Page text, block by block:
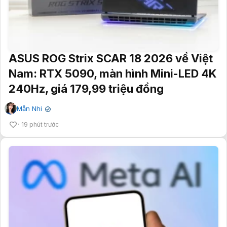
ASUS ROG Strix SCAR 18 2026 về Việt
Nam: RTX 5090, màn hình Mini-LED 4K
240Hz, giá 179,99 triệu đồng
Mẫn Nhi ✔
19 phút trước